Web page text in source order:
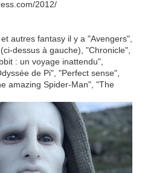
autres fantasy il y a "Avengers",
dessus à gauche), "Chronicle",
: un voyage inattendu",
de Pi", "Perfect sense",
amazing Spider-Man", "The